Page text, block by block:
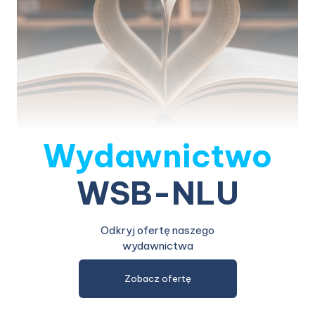
Wydawnictwo
WSB-NLU
Odkryj ofertę naszego
wydawnictwa
Zobacz ofertę